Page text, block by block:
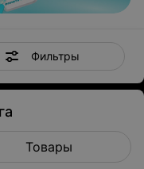
Фильтры
Товары